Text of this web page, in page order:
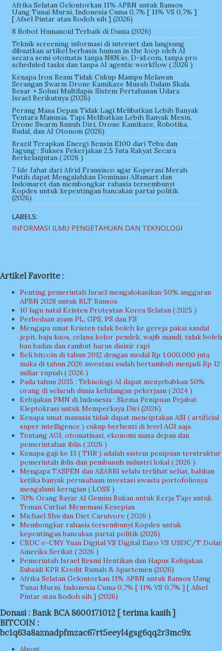
Afrika Selatan Gelontorkan 11% APBN untuk Bansos
Uang Tunai Murni, Indonesia Cuma 0,7% [ 11% VS 0,7% ]
[ Afsel Pintar atau Bodoh sih ] (2026)
8 Robot Humanoid Terbaik di Dunia (2026)
Teknik screening informasi di internet dan langsung
dibuatkan artikel berbasis human in the loop oleh AI
secara semi otomatis tanpa N8N.io, D-id.com, tanpa pro
scheduled tasks dan tanpa AI agentic workflow ( 2026 )
Kenapa Iron Beam Tidak Cukup Mampu Melawan
Serangan Swarm Drone Kamikaze Musuh Dalam Skala
Besar + Solusi Multilapis Sistem Pertahanan Udara
Israel Berikutnya (2026)
Perang Masa Depan Tidak Lagi Melibatkan Lebih Banyak
Tentara Manusia. Tapi Melibatkan Lebih Banyak Mesin,
Drone Swarm Bunuh Diri, Drone Kamikaze, Robotika,
Rudal, dan AI Otonom (2026)
Brazil Terapkan Energi Bensin E100 dari Tebu dan
Jagung : Sukses Pekerjakan 2,5 Juta Rakyat Secara
Berkelanjutan ( 2026 )
7 Ide Jahat dari Afrid Fransisco agar Koperasi Merah
Putih dapat Mengalahkan Dominasi Alfamart dan
Indomaret dan membongkar rahasia tersembunyi
Kopdes untuk kepentingan bancakan partai politik
(2026)
LABELS:
INFORMASI ILMU PENGETAHUAN DAN TEKNOLOGI
Artikel Favorite :
Penting pemerintah Israel mengalokasikan 50% anggaran
APBN 2028 untuk BLT Bansos
10 lagu natal Kristen Protestan Korea Selatan ( 2025 )
Perbedaan ayam PL, GPS, PS dan FS
Mengapa umat Kristen tidak boleh ke gereja pakai sandal
jepit, baju kaos, celana kolor pendek, wajib mandi, tidak boleh
bau badan dan rambut harus disisir rapi
Beli bitcoin di tahun 2012 dengan modal Rp 1.000.000 juta
maka di tahun 2026 investasi sudah bertumbuh menjadi Rp 12
miliar rupiah ( 2026 )
Pada tahun 2035 : Teknologi AI dapat menyebabkan 50%
orang di seluruh dunia kehilangan pekerjaan ( 2024 )
Kebijakan PMN di Indonesia : Skema Penipuan Pejabat
Kleptokrasi untuk Memperkaya Diri (2026)
Kenapa umat manusia tidak dapat menciptakan ASI ( artificial
super intelligence ) cukup berhenti di level AGI saja
Tentang AGI, otomatisasi, ekonomi masa depan dan
pemerintahan iblis ( 2026 )
Kenapa gaji ke 13 ( THR ) adalah sistem penipuan terstruktur
pemerintah iblis dan pembunuh industri lokal ( 2026 )
Mengapa TASPEN dan ASABRI selalu terlihat sehat, bahkan
ketika banyak perusahaan investasi swasta portofolionya
mengalami kerugian ( LOSS )
70% Orang Bayar AI Gemini Bukan untuk Kerja Tapi untuk
Teman Curhat Menemani Kesepian
Michael Shu dan Diet Carnivore ( 2026 )
Membongkar rahasia tersembunyi Kopdes untuk
kepentingan bancakan partai politik (2026)
CBDC e-CNY Yuan Digital VS Digital Euro VS USDC/T Dolar
Amerika Serikat ( 2026 )
Pemerintah Israel Resmi Hentikan dan Hapus Kebijakan
Subsidi KPR Kredit Rumah & Apartemen (2026)
Afrika Selatan Gelontorkan 11% APBN untuk Bansos Uang
Tunai Murni, Indonesia Cuma 0,7% [ 11% VS 0,7% ] [ Afsel
Pintar atau Bodoh sih ] (2026)
Donasi : Bank BCA 8600171012 [ terima kasih ]
BITCOIN :
bc1q63a8aznadpfmzac67rt5eeyl4gsg6qq2r3mc9x
About